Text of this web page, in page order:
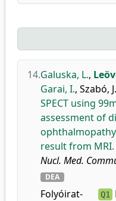
14.Galuska, L.,
Garai, I., Szabó, J.
SPECT using
assessment of
result from MRI.
Nucl. Med.
DEA
Folyóirat-
Q1